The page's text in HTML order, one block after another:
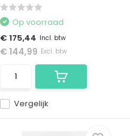
Vergelijk
Op voorraad
€ 175,44 Incl. btw
€ 144,99 Excl. btw